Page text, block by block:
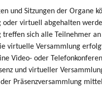
und Sitzungen der Organe
oder virtuell abgehalten
treffen sich alle Teilnehmer
virtuelle Versammlung
Video- oder
und virtueller
Präsenzversammlung